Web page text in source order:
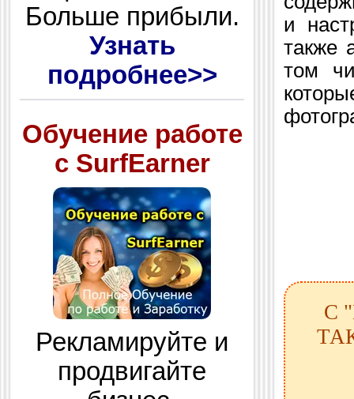
Больше прибыли.
Узнать
подробнее>>
Обучение работе
с SurfEarner
Рекламируйте и
продвигайте
и
также
том
С